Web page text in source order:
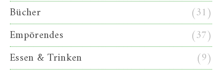
Bücher
(31)
Empörendes
(37)
Essen & Trinken
(9)